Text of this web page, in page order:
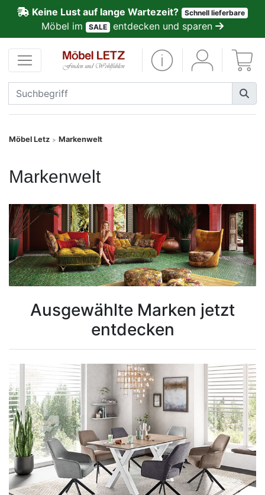
Keine Lust auf lange Wartezeit? Schnell lieferbare
Möbel im SALE entdecken und sparen
Möbel Letz > Markenwelt
Markenwelt
Ausgewählte Marken jetzt
entdecken
Kundenmeinungen
Anmelden
PREMIUM
Schnell
Polsterplaner
Möbel-
Konfigurator
0%
Finanzierung
Markenwelt
Deals